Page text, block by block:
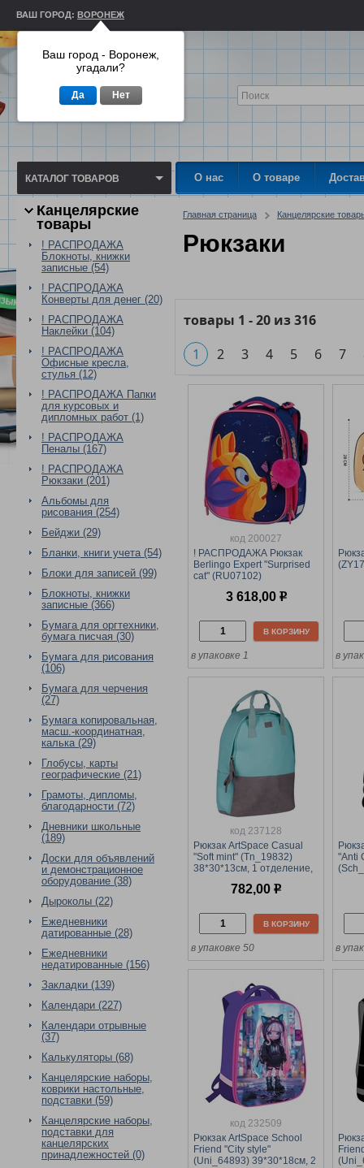
ВАШ ГОРОД: ВОРОНЕЖ
КАТАЛОГ ТОВАРОВ О нас О товаре
Канцелярские
товары
! РАСПРОДАЖА
Блокноты, книжки
записные (54)
! РАСПРОДАЖА
Конверты для денег (20)
! РАСПРОДАЖА
Наклейки (104)
! РАСПРОДАЖА
Офисные кресла,
стулья (12)
! РАСПРОДАЖА Папки
для курсовых и
дипломных работ (1)
! РАСПРОДАЖА
Пеналы (167)
! РАСПРОДАЖА
Рюкзаки (201)
Альбомы для
рисования (254)
Бейджи (29)
Бланки, книги учета (54)
Блоки для записей (99)
Блокноты, книжки
записные (366)
Бумага для оргтехники,
бумага писчая (30)
Бумага для рисования
(106)
Бумага для черчения
(27)
Бумага копировальная,
масш.-координатная,
калька (29)
Глобусы, карты
географические (21)
Грамоты, дипломы,
благодарности (72)
Дневники школьные
(189)
Доски для объявлений
и демонстрационное
оборудование (38)
Дыроколы (22)
Ежедневники
датированные (28)
Ежедневники
недатированные (156)
Закладки (139)
Календари (227)
Календари отрывные
(37)
Калькуляторы (68)
Канцелярские наборы,
коврики настольные,
подставки (59)
Канцелярские наборы,
подставки для
канцелярских
принадлежностей (0)
Главная страница Канцелярские
Рюкзаки
товары 1 -20 из316
1
2 3 4 5 6 7
код 200027
! РАСПРОДАЖА Рюкзак
Berlingo Expert "Surprised
cat" (RU07102)
2 кармана, анатомическая
3 618,00 р
В КОРЗИНУ
в упаковке 1 в
код 237128
Рюкзак ArtSpace Casual
"Soft mint" (Tn_19832)
38*30*13см, 1 отделение,
спинка, мятный/серый
782,00 р
В КОРЗИНУ
в упаковке 50
"Anti
в
код 232509
Рюкзак ArtSpace School
Friend "City style"
(Uni_64893) 39*30*18см, 2
Ваш город - Воронеж,
угадали?
Да Нет